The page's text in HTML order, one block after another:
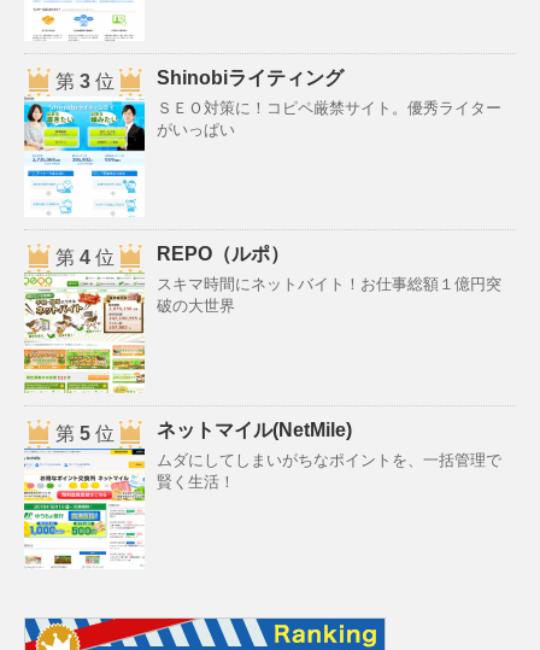
第 3位 Shinobiライティング
ＳＥＯ対策に！コピペ厳禁サイト。優秀ライター
がいっぱい
第 4位 REPO（ルポ）
スキマ時間にネットバイト！お仕事総額１億円突
破の大世界
第 5位 ネットマイル(NetMile)
ムダにしてしまいがちなポイントを、一括管理で
賢く生活！